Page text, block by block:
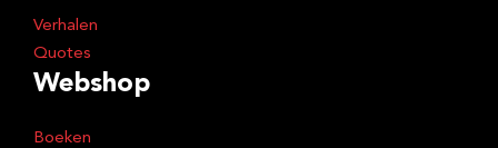
Verhalen
Quotes
Webshop
Boeken